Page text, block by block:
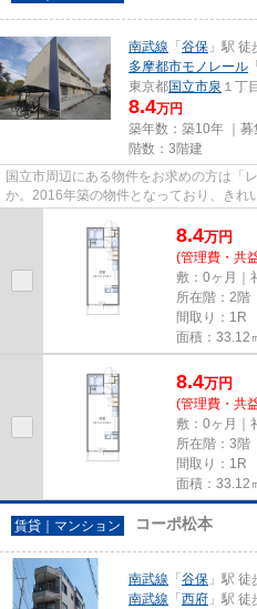
南武線 「 谷保 」駅
多摩都市モノレール 「
東京都国立市泉 １丁
8.4万円
築年数：築10年 ｜募
階数：3階建
国立市周辺にある物件をお求めの方は「
か。2016年築の物件となっており、きれ
8.4万円
(管理費・共
敷：0ヶ月｜
所在階：2階
間取り：1R
面積：33.12
8.4万円
(管理費・共
敷：0ヶ月｜
所在階：3階
間取り：1R
面積：33.12
賃貸｜マンション コーポ松本
南武線 「 谷保 」駅
南武線 「 西府 」駅